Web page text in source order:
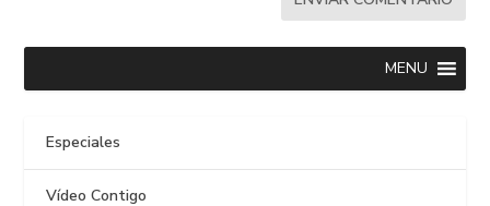
MENU
Especiales
Vídeo Contigo